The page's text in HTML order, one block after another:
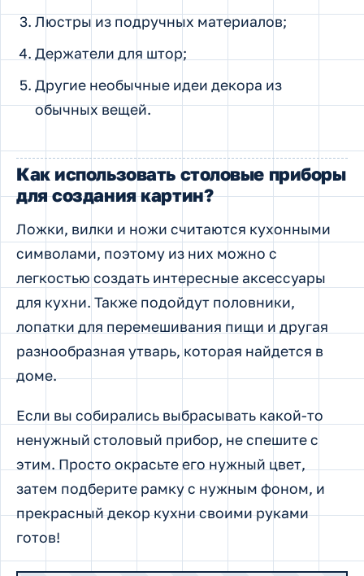
Люстры из подручных материалов;
Держатели для штор;
Другие необычные идеи декора из
обычных вещей.
Как использовать столовые приборы
для создания картин?
Ложки, вилки и ножи считаются кухонными
символами, поэтому из них можно с
легкостью создать интересные аксессуары
для кухни. Также подойдут половники,
лопатки для перемешивания пищи и другая
разнообразная утварь, которая найдется в
доме.
Если вы собирались выбрасывать какой-то
ненужный столовый прибор, не спешите с
этим. Просто окрасьте его нужный цвет,
затем подберите рамку с нужным фоном, и
прекрасный декор кухни своими руками
готов!